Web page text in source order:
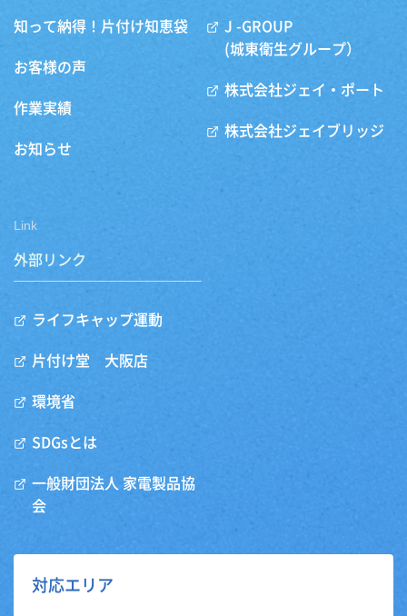
知って納得！片付け知恵袋
お客様の声
作業実績
お知らせ
J -GROUP
(城東衛生グループ）
株式会社ジェイ・ポート
株式会社ジェイブリッジ
Link
外部リンク
ライフキャップ運動
片付け堂 大阪店
環境省
SDGsとは
一般財団法人 家電製品協
会
対応エリア